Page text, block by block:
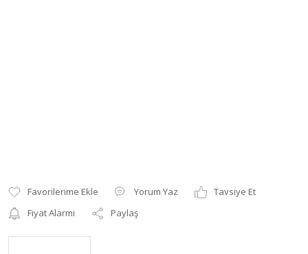
Yorum Yaz
Tavsiye Et
Fiyat Alarmı
Paylaş